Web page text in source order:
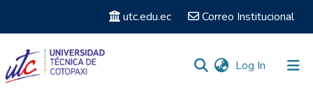
utc.edu.ec Correo Institucional
Log In (current)